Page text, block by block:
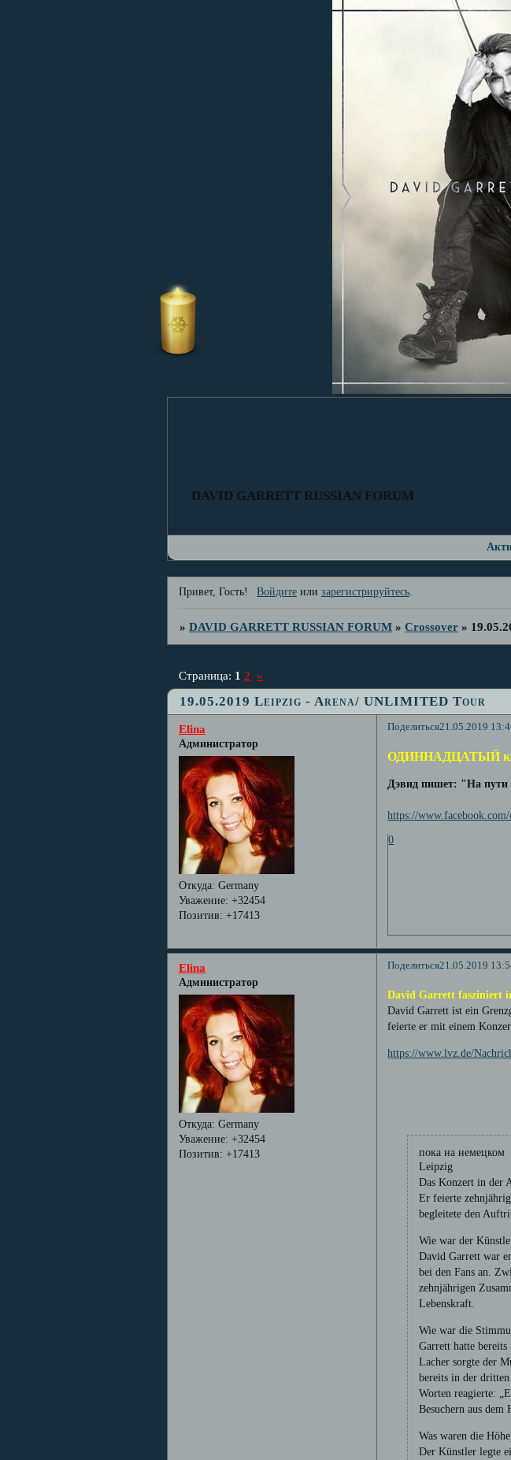
DAVID GARRETT RUSSIAN FORUM
Привет, Гость! Войдитеили зарегистрируйтесь.
»DAVID GARRETT RUSSIAN FORUM »Crossover »
19.05.2019 Leipzig - Arena/ UNLIMITED Tour
Страница: 1 2 »
Поделиться21.05.2019
Elina
Администратор
Откуда: Germany
Уважение: +32454
Позитив: +17413
ОДИННАДЦАТЫЙ
Дэвид пишет: "На пути
https://
0
Поделиться21.05.2019
Elina
Администратор
Откуда: Germany
Уважение: +32454
Позитив: +17413
David Garrett fasziniert
David Garrett ist ein
feierte er mit einem
https://www.lvz.de/
пока на немецком
Leipzig
Das Konzert in der
Er feierte
begleitete den
Wie war der
David Garrett war
bei den Fans an.
zehnjährigen
Lebenskraft.
Wie war die
Garrett hatte
Lacher sorgte der
bereits in der
Worten reagierte:
Besuchern aus dem
Was waren die
Der Künstler legte